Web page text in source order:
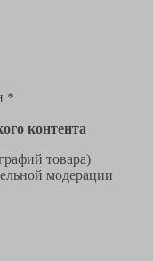
*
контента
товара)
модерации